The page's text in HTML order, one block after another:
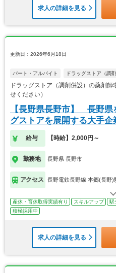
求人の詳細を見る
更新日：2026年6月18日
パート・アルバイト ドラッグストア（調剤
ドラッグストア（調剤併設）の薬剤
せください）
【長野県長野市】 長野県
グストアを展開する大手企
給与 【時給】2,000円～
勤務地 長野県 長野市
アクセス 長野電鉄長野線 本郷(長野)
産休・育休取得実績有り スキルアップ 駅
積極採用中
求人の詳細を見る